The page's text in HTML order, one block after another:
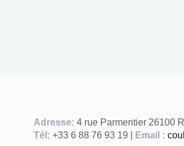
Adresse: 4 rue Parmentier 26100
Tél: +33 6 88 76 93 19 | Email :